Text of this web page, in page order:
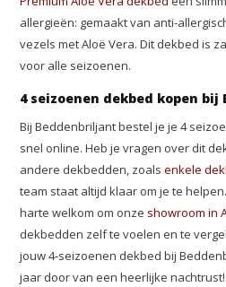
allergieën: gemaakt van anti-
vezels met Aloë Vera. Dit dekbed is
voor alle seizoenen.
4 seizoenen dekbed kopen
Bij Beddenbriljant bestel je je 4
snel online. Heb je vragen over dit
andere dekbedden, zoalsenkele
team staat altijd klaar om je te
harte welkom om onze showroom in
dekbedden zelf te voelen en te
jouw 4‑seizoenen dekbed bij
jaar door van een heerlijke nachtrust!